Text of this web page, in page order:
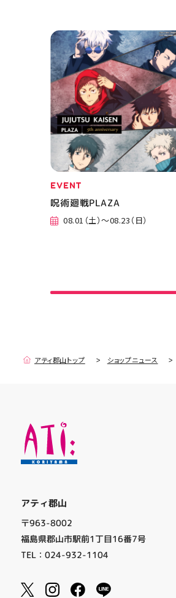
EVENT
呪術廻戦PLAZA
08.01（土）～08.23（日）
アティ郡山トップ ショップニュース
アティ郡山
〒963-8002
福島県郡山市駅前1丁目16番7号
TEL：024-932-1104